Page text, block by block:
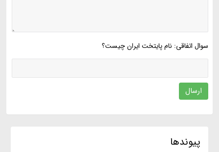
سوال اتفاقی: نام پایتخت ایران چیست؟
ارسال
پیوندها